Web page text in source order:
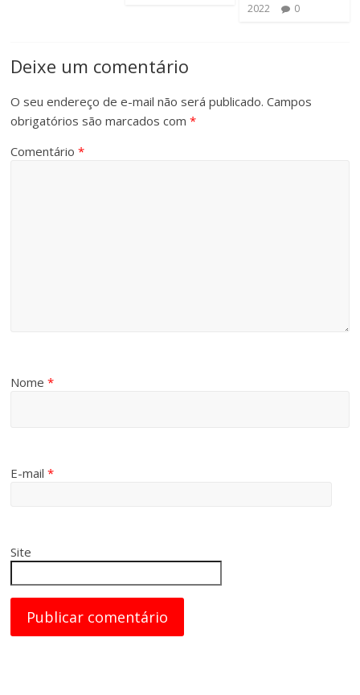
2022
0
Deixe um comentário
O seu endereço de e-mail não será publicado. Campos
obrigatórios são marcados com*
Comentário*
Nome*
E-mail*
Site